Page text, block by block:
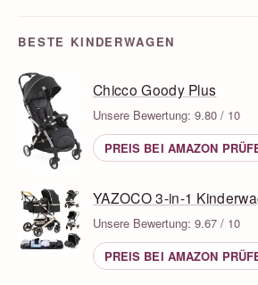
BESTE KINDERWAGEN
Chicco Goody Plus
Unsere Bewertung: 9.80 / 10
PREIS BEI AMAZON
YAZOCO 3-in-1
Unsere Bewertung: 9.67 / 10
PREIS BEI AMAZON